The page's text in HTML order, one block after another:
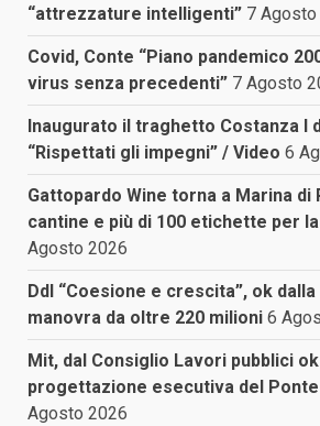
“attrezzature intelligenti” 7
Covid, Conte “Piano pandemico
virus senza precedenti” 7 Agosto
Inaugurato il traghetto Costanza I
“Rispettati gli impegni” / Video 6
Gattopardo Wine torna a Marina di
cantine e più di 100 etichette per
Agosto 2026
Ddl “Coesione e crescita”, ok
manovra da oltre 220 milioni 6
Mit, dal Consiglio Lavori pubblici
progettazione esecutiva del
Agosto 2026